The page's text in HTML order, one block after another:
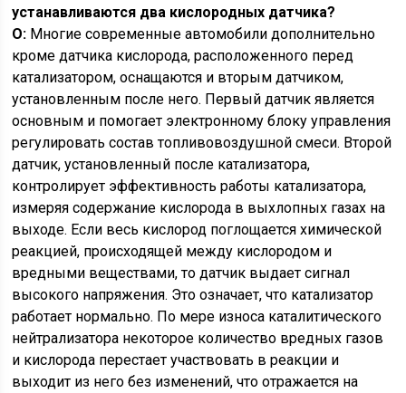
устанавливаются два кислородных датчика?
O: Многие современные автомобили дополнительно
кроме датчика кислорода, расположенного перед
катализатором, оснащаются и вторым датчиком,
установленным после него. Первый датчик является
основным и помогает электронному блоку управления
регулировать состав топливовоздушной смеси. Второй
датчик, установленный после катализатора,
контролирует эффективность работы катализатора,
измеряя содержание кислорода в выхлопных газах на
выходе. Если весь кислород поглощается химической
реакцией, происходящей между кислородом и
вредными веществами, то датчик выдает сигнал
высокого напряжения. Это означает, что катализатор
работает нормально. По мере износа каталитического
нейтрализатора некоторое количество вредных газов
и кислорода перестает участвовать в реакции и
выходит из него без изменений, что отражается на